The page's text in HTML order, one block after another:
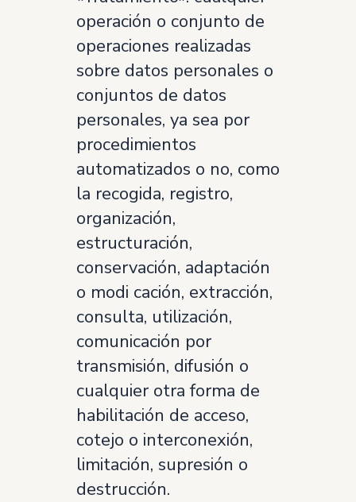
operación o conjunto de
operaciones realizadas
sobre datos personales o
conjuntos de datos
personales, ya sea por
procedimientos
automatizados o no, como
la recogida, registro,
organización,
estructuración,
conservación, adaptación
o modi cación, extracción,
consulta, utilización,
comunicación por
transmisión, difusión o
cualquier otra forma de
habilitación de acceso,
cotejo o interconexión,
limitación, supresión o
destrucción.